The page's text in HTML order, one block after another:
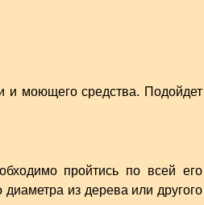
и моющего средства. Подойдет
пройтись по всей его
из дерева или другого